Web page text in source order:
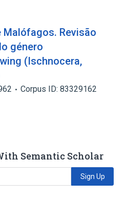
Malófagos. Revisão
género
(Ischnocera,
Corpus ID: 83329162
Semantic Scholar
Sign Up